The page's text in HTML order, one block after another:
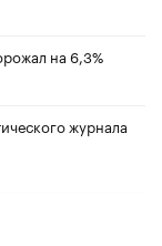
на 6,3%
журнала